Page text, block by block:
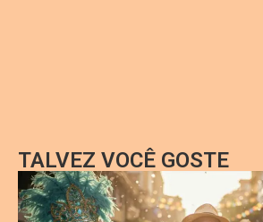
TALVEZ VOCÊ GOSTE